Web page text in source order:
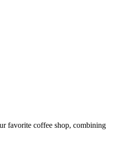
favorite coffee shop, combining